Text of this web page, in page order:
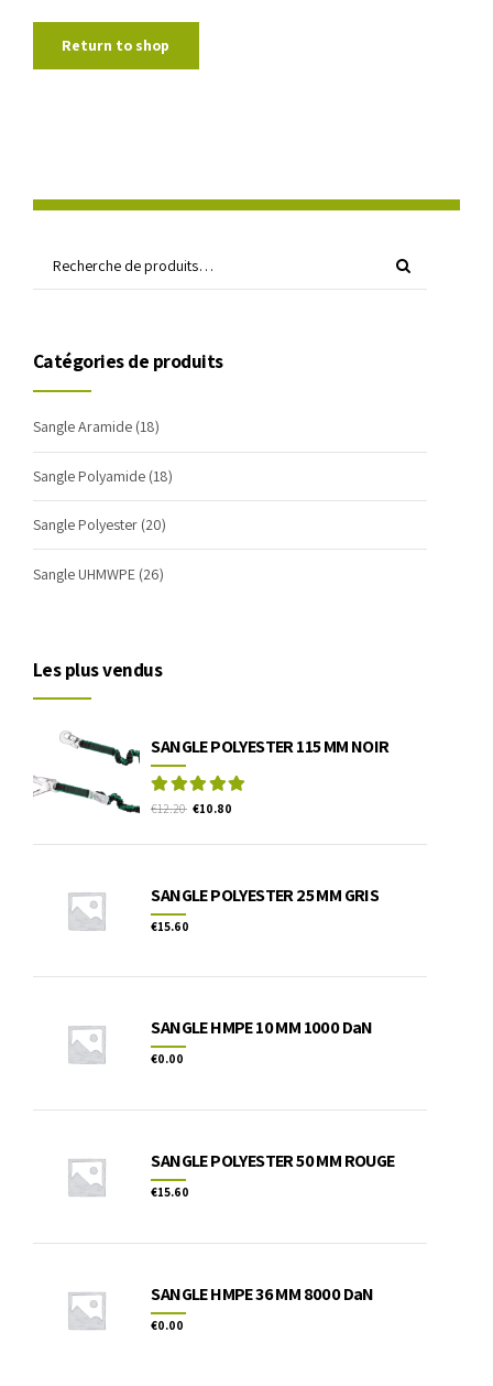
Return to shop
Catégories de produits
Sangle Aramide (18)
Sangle Polyamide (18)
Sangle Polyester (20)
Sangle UHMWPE (26)
Les plus vendus
SANGLE POLYESTER 115 MM NOIR
€12.20 €10.80
SANGLE POLYESTER 25 MM GRIS
€15.60
SANGLE HMPE 10 MM 1000 DaN
€0.00
SANGLE POLYESTER 50 MM ROUGE
€15.60
SANGLE HMPE 36 MM 8000 DaN
€0.00